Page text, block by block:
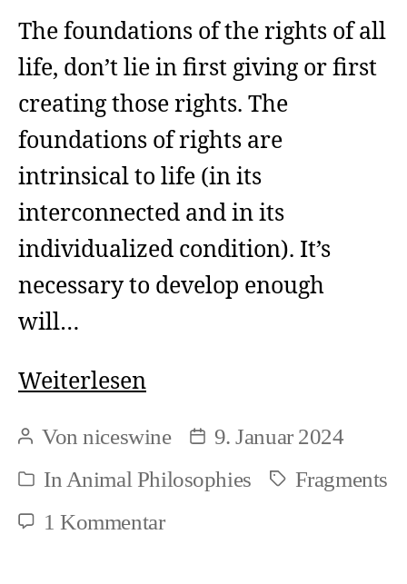
The foundations of the rights of all
life, don’t lie in first giving or first
creating those rights. The
foundations of rights are
intrinsical to life (in its
interconnected and in its
individualized condition). It’s
necessary to develop enough
will…
WeiterlesenRights
Being
Beitragsautor
Vonniceswine Beitragsdatum
9. Januar 2024
Kategorien
In Animal Philosophies Schlagwörter
Fragments
1 Kommentarzu